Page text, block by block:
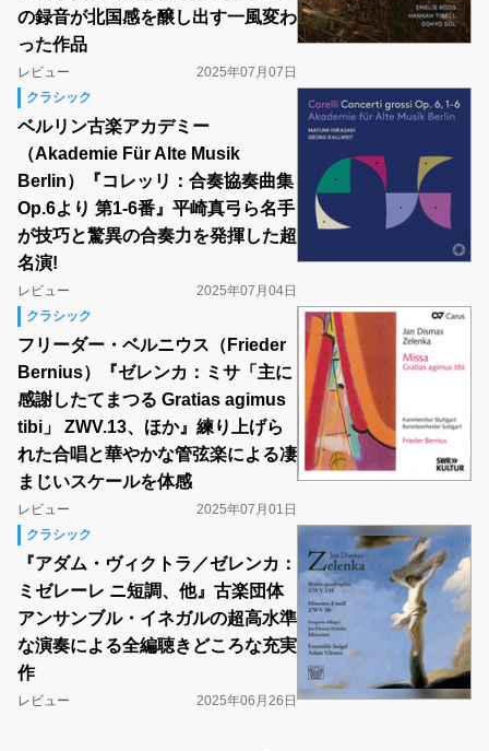
の録音が北国感を醸し出す一風変わ
った作品
レビュー
2025年07月07日
クラシック
ベルリン古楽アカデミー
（Akademie Für Alte Musik
Berlin）『コレッリ：合奏協奏曲集
Op.6より 第1-6番』平崎真弓ら名手
が技巧と驚異の合奏力を発揮した超
名演!
レビュー
2025年07月04日
クラシック
フリーダー・ベルニウス（Frieder
Bernius）『ゼレンカ：ミサ「主に
感謝したてまつる Gratias agimus
tibi」 ZWV.13、ほか』練り上げら
れた合唱と華やかな管弦楽による凄
まじいスケールを体感
レビュー
2025年07月01日
クラシック
『アダム・ヴィクトラ／ゼレンカ：
ミゼレーレ ニ短調、他』古楽団体
アンサンブル・イネガルの超高水準
な演奏による全編聴きどころな充実
作
レビュー 2025年06月26日